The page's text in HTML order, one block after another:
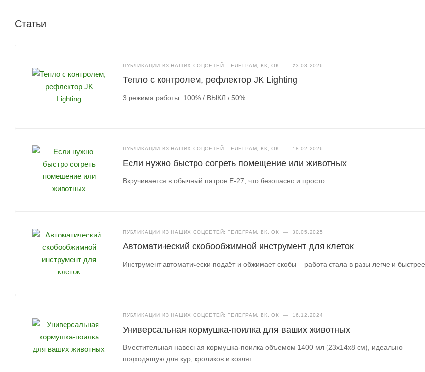
Статьи
ПУБЛИКАЦИИ ИЗ НАШИХ СОЦСЕТЕЙ: ТЕЛЕГРАМ, ВК, ОК — 23.03.2026
Тепло с контролем, рефлектор JK Lighting
3 режима работы: 100% / ВЫКЛ / 50%
ПУБЛИКАЦИИ ИЗ НАШИХ СОЦСЕТЕЙ: ТЕЛЕГРАМ, ВК, ОК — 18.02.2026
Если нужно быстро согреть помещение или животных
Вкручивается в обычный патрон Е-27, что безопасно и просто
ПУБЛИКАЦИИ ИЗ НАШИХ СОЦСЕТЕЙ: ТЕЛЕГРАМ, ВК, ОК — 30.05.2025
Автоматический скобообжимной инструмент для клеток
Инструмент автоматически подаёт и обжимает скобы – работа стала в разы легче и быстрее
ПУБЛИКАЦИИ ИЗ НАШИХ СОЦСЕТЕЙ: ТЕЛЕГРАМ, ВК, ОК — 16.12.2024
Универсальная кормушка-поилка для ваших животных
Вместительная навесная кормушка-поилка объемом 1400 мл (23х14х8 см), идеально
подходящую для кур, кроликов и козлят